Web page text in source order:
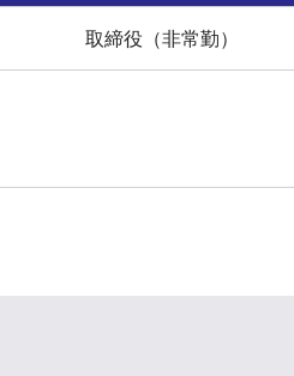
取締役（非常勤）